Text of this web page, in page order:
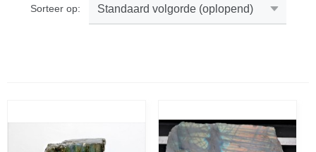
Sorteer op: